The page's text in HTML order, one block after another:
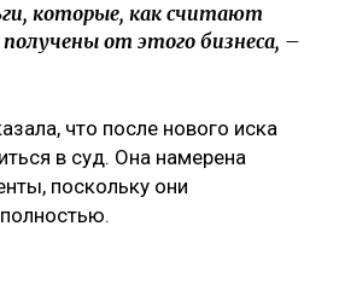
которые, как считают
от этого бизнеса, –
что после нового иска
в суд. Она намерена
поскольку они